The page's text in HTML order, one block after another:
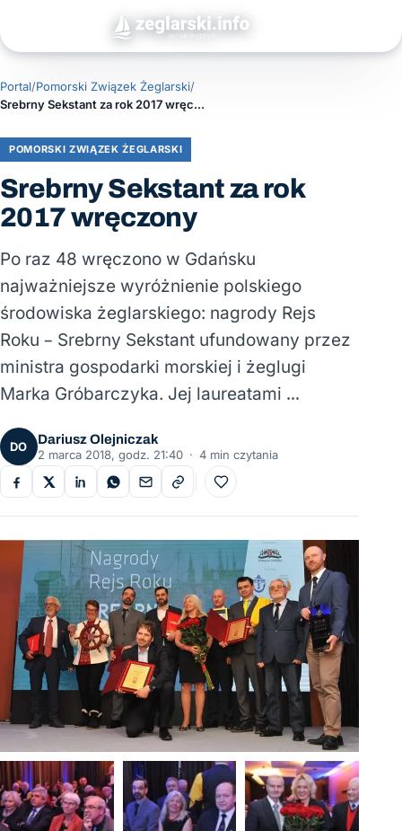
Portal/Pomorski Związek Żeglarski/
Srebrny Sekstant za rok 2017 wręczony
POMORSKI ZWIĄZEK ŻEGLARSKI
Srebrny Sekstant za rok
2017 wręczony
Po raz 48 wręczono w Gdańsku
najważniejsze wyróżnienie polskiego
środowiska żeglarskiego: nagrody Rejs
Roku – Srebrny Sekstant ufundowany przez
ministra gospodarki morskiej i żeglugi
Marka Gróbarczyka. Jej laureatami …
DO
Dariusz Olejniczak
2 marca 2018, godz. 21:40 · 4 min czytania
Do ulubionych